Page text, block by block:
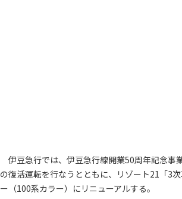
伊豆急行では、伊豆急行線開業50周年記念事
の復活運転を行なうとともに、リゾート21「3
ー（100系カラー）にリニューアルする。